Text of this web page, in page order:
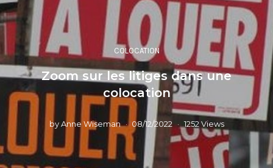
COLOCATION
Zoom sur les litiges dans une
colocation
byAnne Wiseman 08/12/2022 1252 Views